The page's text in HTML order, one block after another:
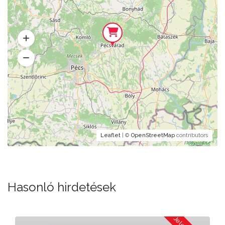
Leaflet | © OpenStreetMap contributors
Hasonló hirdetések